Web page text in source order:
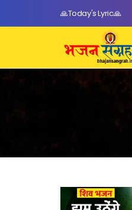
🙏Today's Lyric🙏